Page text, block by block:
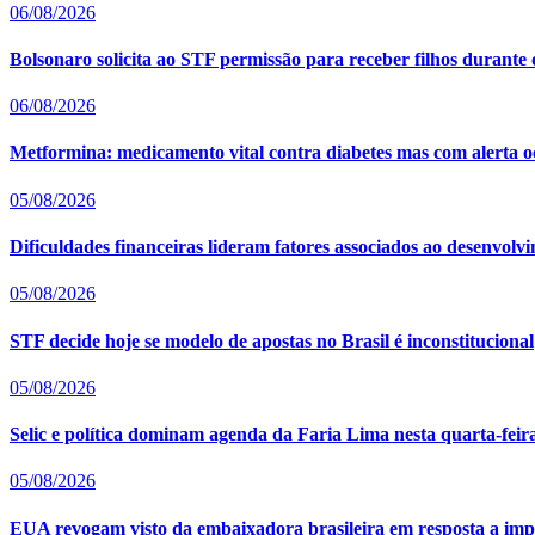
06/08/2026
Bolsonaro solicita ao STF permissão para receber filhos durante
06/08/2026
Metformina: medicamento vital contra diabetes mas com alerta
05/08/2026
Dificuldades financeiras lideram fatores associados ao
05/08/2026
STF decide hoje se modelo de apostas no Brasil é inconstitucional
05/08/2026
Selic e política dominam agenda da Faria Lima nesta quarta-
05/08/2026
EUA revogam visto da embaixadora brasileira em resposta a